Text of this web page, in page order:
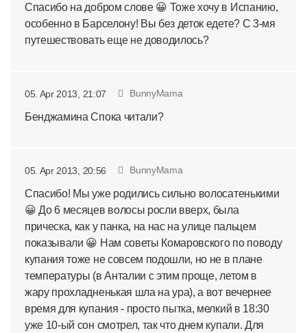
Спасибо на добром слове 😀 Тоже хочу в Испанию,
особенно в Барселону! Вы без деток едете? С 3-мя
путешествовать еще не доводилось?
05. Apr 2013, 21:07 BunnyMama
Бенджамина Спока читали?
05. Apr 2013, 20:56 BunnyMama
Спасибо! Мы уже родились сильно волосатенькими
😀 До 6 месяцев волосы росли вверх, была
прическа, как у панка, на нас на улице пальцем
показывали 😀 Нам советы Комаровского по поводу
купания тоже не совсем подошли, но не в плане
температуры (в Анталии с этим проще, летом в
жару прохладненькая шла на ура), а вот вечернее
время для купания - просто пытка, мелкий в 18:30
уже 10-ый сон смотрел, так что днем купали. Для